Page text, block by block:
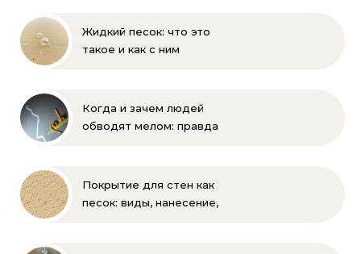
Жидкий песок: что это
такое и как с ним
Когда и зачем людей
обводят мелом: правда
Покрытие для стен как
песок: виды, нанесение,